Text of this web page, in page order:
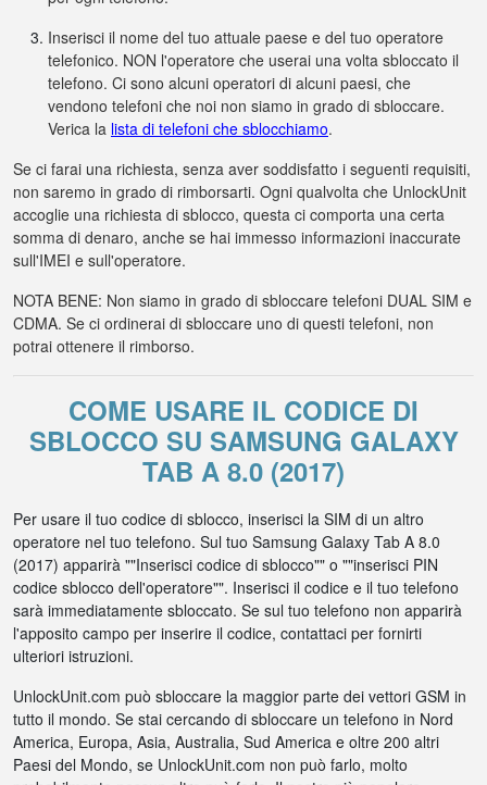
Inserisci il nome del tuo attuale paese e del tuo operatore
telefonico. NON l'operatore che userai una volta sbloccato il
telefono. Ci sono alcuni operatori di alcuni paesi, che
vendono telefoni che noi non siamo in grado di sbloccare.
Verica la lista di telefoni che sblocchiamo.
Se ci farai una richiesta, senza aver soddisfatto i seguenti requisiti,
non saremo in grado di rimborsarti. Ogni qualvolta che UnlockUnit
accoglie una richiesta di sblocco, questa ci comporta una certa
somma di denaro, anche se hai immesso informazioni inaccurate
sull'IMEI e sull'operatore.
NOTA BENE: Non siamo in grado di sbloccare telefoni DUAL SIM e
CDMA. Se ci ordinerai di sbloccare uno di questi telefoni, non
potrai ottenere il rimborso.
COME USARE IL CODICE DI
SBLOCCO SU SAMSUNG GALAXY
TAB A 8.0 (2017)
Per usare il tuo codice di sblocco, inserisci la SIM di un altro
operatore nel tuo telefono. Sul tuo Samsung Galaxy Tab A 8.0
(2017) apparirà ""Inserisci codice di sblocco"" o ""inserisci PIN
codice sblocco dell'operatore"". Inserisci il codice e il tuo telefono
sarà immediatamente sbloccato. Se sul tuo telefono non apparirà
l'apposito campo per inserire il codice, contattaci per fornirti
ulteriori istruzioni.
UnlockUnit.com può sbloccare la maggior parte dei vettori GSM in
tutto il mondo. Se stai cercando di sbloccare un telefono in Nord
America, Europa, Asia, Australia, Sud America e oltre 200 altri
Paesi del Mondo, se UnlockUnit.com non può farlo, molto